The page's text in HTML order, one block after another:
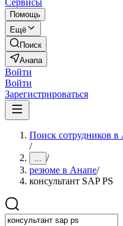
Сервисы
Помощь
Ещё
Поиск
Анапа
Войти
Войти
Зарегистрироваться
Поиск сотрудников в
/
... /
резюме в Анапе/
консультант SAP PS